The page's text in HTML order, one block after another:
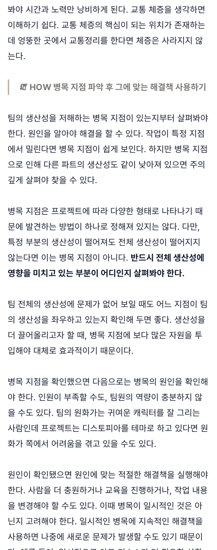
봐야 시간과 노력만 낭비하게 된다. 교통 체증을 생각하면
이해하기 쉽다. 교통 체증의 핵심이 되는 위치가 존재하는
데 엉뚱한 곳에서 교통정리를 한다면 체증은 사라지지 않
는다.
🧯 HOW 병목 지점 파악 후 그에 맞는 해결책 사용하기
팀의 생산성을 저해하는 병목 지점이 있는지부터 살펴봐야
한다. 원인을 알아야 해결을 할 수 있다. 작업이 특정 지점
에서 밀린다면 병목 지점이 쉽게 보인다. 하지만 병목 지점
으로 인해 다른 파트의 생산성도 같이 낮아져 있으면 주의
깊게 살펴야 찾을 수 있다.
병목 지점은 프로젝트에 따라 다양한 형태로 나타나기 때
문에 발견하는 방법이 하나로 정해져 있지는 않다. 다만,
특정 부분의 생산성이 떨어져도 전체 생산성이 떨어지지
않는다면 이는 병목 지점이 아니다. 반드시 전체 생산성에
영향을 미치고 있는 부분이 어디인지 살펴봐야 한다.
팀 전체의 생산성에 문제가 없어 보일 때도 어느 지점이 팀
의 생산성을 좌우하고 있는지 확인해 두면 좋다. 생산성을
더 끌어올리고자 할 때, 병목 지점에 보다 많은 자원을 투
입해야 대체로 효과적이기 때문이다.
병목 지점을 확인했으면 다음으로는 병목의 원인을 확인해
야 한다. 인원이 부족할 수도, 팀원의 역량이 충분하지 않
을 수도 있다. 팀의 원화가는 귀여운 캐릭터를 잘 그리는
사람인데 프로젝트는 디스토피아를 테마로 하고 있다면 원
화가 쪽에서 어려움을 겪고 있을 수도 있다.
원인이 확인됐으면 원인에 맞는 적절한 해결책을 실행해야
한다. 사람을 더 충원하거나 교육을 진행하거나, 작업 내용
을 변경해야 할 수도 있다. 이때 병목이 일시적인 것은 아
닌지 고려해야 한다. 일시적인 병목에 지속적인 해결책을
사용하면 나중에 새로운 문제가 발생할 수도 있기 때문이